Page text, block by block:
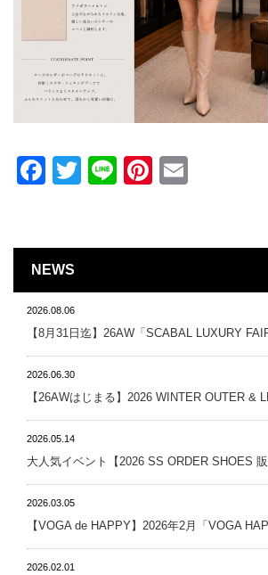
Facebook
Twitter
LinePinterest
NEWS
2026.08.06
【8月31日迄】26AW「SCABAL LUXURY
2026.06.30
【26AWはじまる】2026 WINTER OUTER &
2026.05.14
大人気イベント【2026 SS ORDER SHOES
2026.03.05
【VOGA de HAPPY】2026年2月「VOGA
2026.02.01